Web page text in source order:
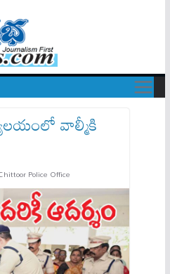
వాల్మీకి
Police Office